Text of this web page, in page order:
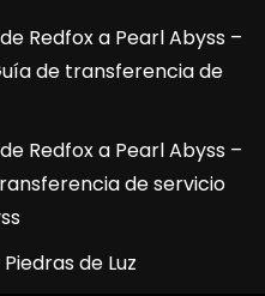
Redfox a Pearl Abyss –
de transferencia de
Redfox a Pearl Abyss –
de servicio
de Luz